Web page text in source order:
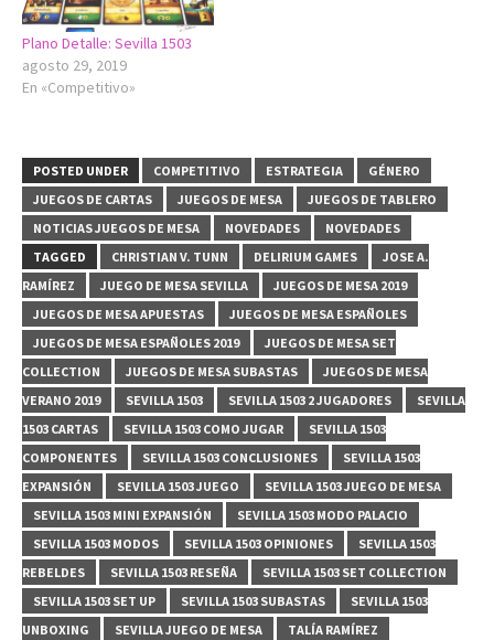
Plano Detalle: Sevilla 1503
agosto 29, 2019
En «Competitivo»
POSTED UNDER COMPETITIVO ESTRATEGIA
GÉNERO
JUEGOS DE CARTAS
JUEGOS DE MESA
JUEGOS DE TABLERO
NOTICIAS JUEGOS DE MESA
NOVEDADES
NOVEDADES
TAGGED
CHRISTIAN V. TUNN DELIRIUM GAMES
JOSE A.
RAMÍREZ
JUEGO DE MESA SEVILLA
JUEGOS DE MESA 2019
JUEGOS DE MESA APUESTAS
JUEGOS DE MESA ESPAÑOLES
JUEGOS DE MESA ESPAÑOLES 2019
JUEGOS DE MESA SET
COLLECTION
JUEGOS DE MESA SUBASTAS
JUEGOS DE MESA
VERANO 2019
SEVILLA 1503 SEVILLA 1503 2 JUGADORES
SEVILLA
1503 CARTAS
SEVILLA 1503 COMO JUGAR
SEVILLA 1503
COMPONENTES
SEVILLA 1503 CONCLUSIONES
SEVILLA 1503
EXPANSIÓN
SEVILLA 1503 JUEGO
SEVILLA 1503 JUEGO DE MESA
SEVILLA 1503 MINI EXPANSIÓN
SEVILLA 1503 MODO PALACIO
SEVILLA 1503 MODOS
SEVILLA 1503 OPINIONES
SEVILLA 1503
REBELDES
SEVILLA 1503 RESEÑA
SEVILLA 1503 SET COLLECTION
SEVILLA 1503 SET UP
SEVILLA 1503 SUBASTAS
SEVILLA 1503
UNBOXING
SEVILLA JUEGO DE MESA TALÍA RAMÍREZ